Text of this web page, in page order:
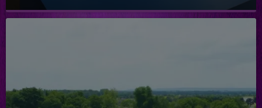
Hôpital de mon Toudou